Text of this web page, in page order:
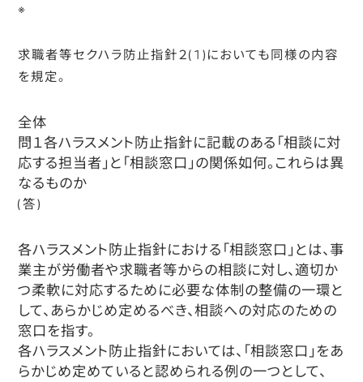
※
求職者等セクハラ防止指針２(1)においても同様の内容
を規定。
全体
問１各ハラスメント防止指針に記載のある「相談に対
応する担当者」と「相談窓口」の関係如何。これらは異
なるものか
(答)
各ハラスメント防止指針における「相談窓口」とは、事
業主が労働者や求職者等からの相談に対し、適切か
つ柔軟に対応するために必要な体制の整備の一環と
して、あらかじめ定めるべき、相談への対応のための
窓口を指す。
各ハラスメント防止指針においては、「相談窓口」をあ
らかじめ定めていると認められる例の一つとして、